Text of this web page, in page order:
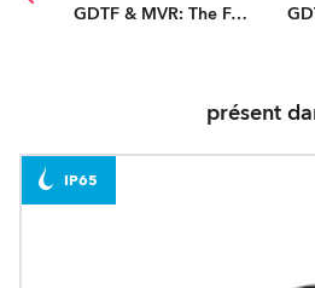
GDTF & MVR: The Future Is Fixed
présent
IP65